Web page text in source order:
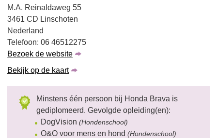
M.A. Reinaldaweg 55
3461 CD Linschoten
Nederland
Telefoon: 06 46512275
Bezoek de website
Bekijk op de kaart
Minstens één persoon bij Honda Brava is
gediplomeerd. Gevolgde opleiding(en):
DogVision (Hondenschool)
O&O voor mens en hond (Hondenschool)